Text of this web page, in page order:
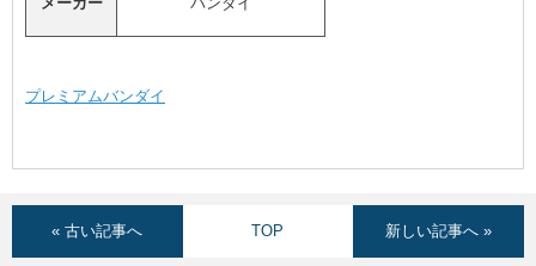
プレミアムバンダイ
« 古い記事へ TOP 新しい記事へ »